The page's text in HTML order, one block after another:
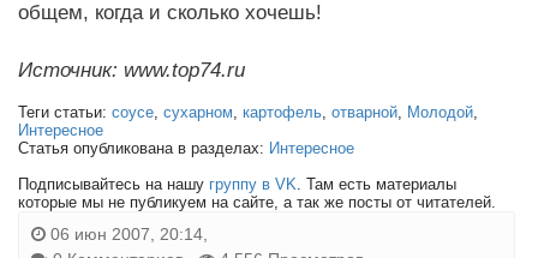
общем, когда и сколько хочешь!
Источник: www.top74.ru
Теги статьи: соусе, сухарном, картофель, отварной, Молодой,
Интересное
Статья опубликована в разделах: Интересное
Подписывайтесь на нашу группу в VK. Там есть материалы
которые мы не публикуем на сайте, а так же посты от читателей.
06 июн 2007, 20:14,